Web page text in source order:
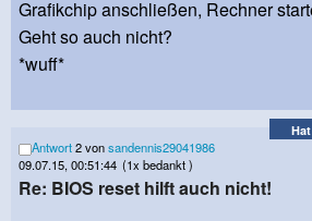
Grafikchip anschließen, Rechner
Geht so auch nicht?
*wuff*
Antwort2 vonsandennis29041986
09.07.15, 00:51:44 (1x bedankt )
Re: BIOS reset hilft auch nicht!